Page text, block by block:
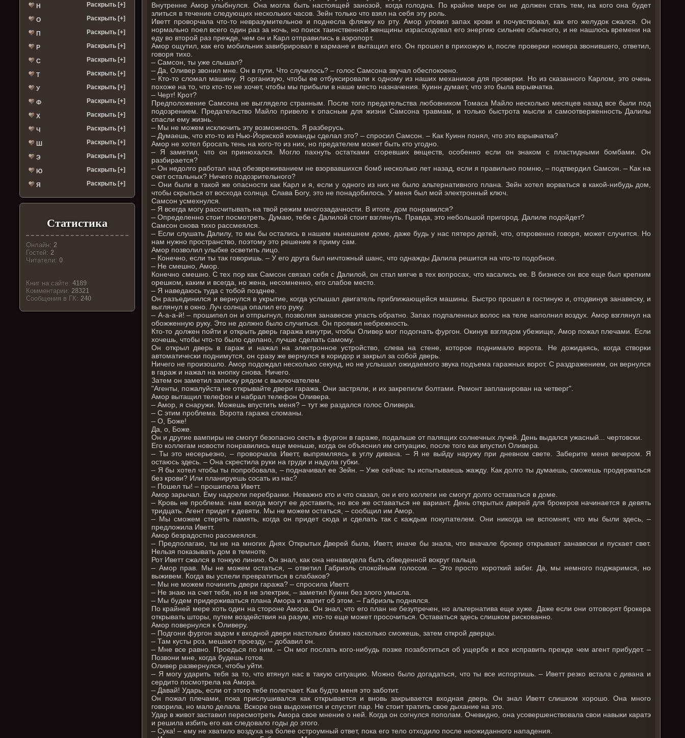
Н Раскрыть [+]
О Раскрыть [+]
П Раскрыть [+]
Р Раскрыть [+]
С Раскрыть [+]
Т Раскрыть [+]
У Раскрыть [+]
Ф Раскрыть [+]
Х Раскрыть [+]
Ч Раскрыть [+]
Ш Раскрыть [+]
Э Раскрыть [+]
Ю Раскрыть [+]
Я Раскрыть [+]
Статистика
Онлайн:2
Гостей:2
Читатели:0
Книг на сайте:4189
Комментарии:28321
Cообщения в ГК:240
Внутренне Амор улыбнулся. Она могла быть настоящей занозой, когда голодна. По крайне мере он не должен стать тем, на кого она будет
злиться в течение следующих нескольких часов. Зейн только что взял на себя эту роль.
Иветт проворчала что-то невразумительное и поднесла фляжку ко рту. Амор уловил запах крови и почувствовал, как его желудок сжался. Он
нормально поел всего один раз за ночь, но поиск таинственной женщины израсходовал его энергию сильнее обычного, и не нашлось времени на
еду во второй раз прежде, чем он и Карл отправились в аэропорт.
Амор ощутил, как его мобильник завибрировал в кармане и вытащил его. Он прошел в прихожую и, после проверки номера звонившего, ответил,
говоря тихо.
– Самсон, ты уже слышал?
– Да, Оливер звонил мне. Он в пути. Что случилось? – голос Самсона звучал обеспокоено.
– Кто-то сломал машину. Я организую, чтобы ее отбуксировали к одному из наших механиков для проверки. Но из сказанного Карлом, это очень
похоже на то, что кто-то не хочет, чтобы мы прибыли в наше место назначения. Куинн думает, что это была взрывчатка.
– Черт! Крот?
Предположение Самсона не выглядело странным. После того предательства любовником Томаса Майло несколько месяцев назад все были под
подозрением. Предательство Майло привело к опасным для жизни Самсона травмам, и только быстрота мысли и самоотверженность Далилы
спасли ему жизнь.
– Мы не можем исключить эту возможность. Я разберусь.
– Думаешь, что кто-то из Нью-Йоркской команды сделал это? – спросил Самсон. – Как Куинн понял, что это взрывчатка?
Амор не хотел бросать тень на кого-то из них, но предателем может быть кто угодно.
– Я заметил, что он принюхался. Могло пахнуть остатками сгоревших веществ, особенно если он знаком с пластидными бомбами. Он
разбирается?
– Он недолго работал над обезвреживанием не взорвавшихся бомб несколько лет назад, если я правильно помню, – подтвердил Самсон. – Как на
счет остальных? Ничего подозрительного?
– Они были в такой же опасности как Карл и я, если у одного из них не было альтернативного плана. Зейн хотел ворваться в какой-нибудь дом,
чтобы скрыться от восхода солнца. Слава Богу, это не понадобилось. У меня был мой электронный ключ.
Самсон усмехнулся.
– Я всегда могу рассчитывать на твой режим многозадачности. В итоге, дом понравился?
– Определенно стоит посмотреть. Думаю, тебе с Далилой стоит взглянуть. Правда, это небольшой пригород. Далиле подойдет?
Самсон снова тихо рассмеялся.
– Если слушать Далилу, то мы бы остались в нашем нынешнем доме, даже будь у нас пятеро детей, что, откровенно говоря, может случится. Но
нам нужно пространство, поэтому это решение я приму сам.
Амор позволил улыбке осветить лицо.
– Конечно, если ты так говоришь. – У его друга был ничтожный шанс, что однажды Далила решится на что-то подобное.
– Не смешно, Амор.
Конечно смешно. С тех пор как Самсон связал себя с Далилой, он стал мягче в тех вопросах, что касались ее. В бизнесе он все еще был крепким
орешком, каким и всегда, но жена, несомненно, его слабое место.
– Я наведаюсь туда с тобой позднее.
Он разъединился и вернулся в укрытие, когда услышал двигатель приближающейся машины. Быстро прошел в гостиную и, отодвинув занавеску, и
выглянул в окно. Луч солнца опалил его руку.
– А-а-а-й! – прошипел он и отпрыгнул, позволяя занавеске упасть обратно. Запах подпаленных волос на теле наполнил воздух. Амор взглянул на
обожженную руку. Это не должно было случиться. Он проявил небрежность.
Кто-то должен пойти и открыть дверь гаража изнутри, чтобы Оливер мог подогнать фургон. Окинув взглядом убежище, Амор пожал плечами. Если
хочешь, чтобы что-то было сделано, лучше сделать самому.
Он открыл дверь в гараж и нажал на электронное устройство, слева на стене, которое поднимало ворота. Не дожидаясь, когда створки
автоматически поднимутся, он сразу же вернулся в коридор и закрыл за собой дверь.
Ничего не произошло. Амор подождал несколько секунд, но не услышал ожидаемого звука подъема гаражных ворот. С раздражением, он вернулся
в гараж и нажал на кнопку снова. Ничего.
Затем он заметил записку рядом с выключателем.
"Агенты, пожалуйста не открывайте двери гаража. Они застряли, и их закрепили болтами. Ремонт запланирован на четверг".
Амор вытащил телефон и набрал телефон Оливера.
– Амор, я снаружи. Можешь впустить меня? – тут же раздался голос Оливера.
– С этим проблема. Ворота гаража сломаны.
– О, Боже!
Да, о, Боже.
Он и другие вампиры не смогут безопасно сесть в фургон в гараже, подальше от палящих солнечных лучей. День выдался ужасный... чертовски.
Его коллегам новости понравились еще меньше, когда он объяснил им ситуацию, после того как впустил Оливера.
– Ты это несерьезно, – проворчала Иветт, выпрямляясь в углу дивана. – Я не выйду наружу при дневном свете. Заберите меня вечером. Я
остаюсь здесь. – Она скрестила руки на груди и надула губки.
– Я бы хотел чтобы ты попробовала, – подначивал ее Зейн. – Уже сейчас ты испытываешь жажду. Как долго ты думаешь, сможешь продержаться
без крови? Или планируешь сосать из нас?
– Пошел ты! – прошипела Иветт.
Амор зарычал. Ему надоели перебранки. Неважно кто и что сказал, он и его коллеги не смогут долго оставаться в доме.
– Кровь не проблема: нам всегда могут ее доставить, но все же оставаться не вариант. День открытых дверей для брокеров начинается в девять
тридцать. Агент придет к девяти. Мы не можем остаться, – сообщил им Амор.
– Мы сможем стереть память, когда он придет сюда и сделать так с каждым покупателем. Они никогда не вспомнят, что мы были здесь, –
предложила Иветт.
Амор безрадостно рассмеялся.
– Предполагаю, ты не на многих Днях Открытых Дверей была, Иветт, иначе бы знала, что вначале брокер открывает занавески и пускает свет.
Нельзя показывать дом в темноте.
Рот Иветт сжался в тонкую линию. Он знал, как она ненавидела быть обведенной вокруг пальца.
– Амор прав. Мы не можем остаться, – ответил Габриэль спокойным голосом. – Это просто короткий забег. Да, мы немного поджаримся, но
выживем. Когда вы успели превратиться в слабаков?
– Мы не можем починить двери гаража? – спросила Иветт.
– Не знаю на счет тебя, но я не электрик, – заметил Куинн без злого умысла.
– Мы будем придерживаться плана Амора и хватит об этом. – Габриэль поднялся.
По крайней мере хоть один на стороне Амора. Он знал, что его план не безупречен, но альтернатива еще хуже. Даже если они отговорят брокера
открывать шторы, путем воздействия на разум, кто-то еще может просочиться. Оставаться здесь слишком рискованно.
Амор повернулся к Оливеру.
– Подгони фургон задом к входной двери настолько близко насколько сможешь, затем открой дверцы.
– Там кусты роз, мешают проезду, – добавил он.
– Мне все равно. Проедься по ним. – Он мог послать кого-нибудь позже позаботиться об ущербе и все исправить прежде чем агент прибудет. –
Позвони мне, когда будешь готов.
Оливер развернулся, чтобы уйти.
– Я могу ударить тебя за то, что втянул нас в такую ситуацию. Можно было догадаться, что ты все испортишь. – Иветт резко встала с дивана и
сердито посмотрела на Амора.
– Давай! Ударь, если от этого тебе полегчает. Как будто меня это заботит.
Он пожал плечами, пока прислушивался как открывается и вновь закрывается входная дверь. Он знал Иветт слишком хорошо. Она много
говорила, но мало делала. Вскоре она выдохнется и спустит пар. Не стоит тратить свое дыхание на это.
Удар в живот заставил пересмотреть Амора свое мнение о ней. Когда он согнулся пополам. Очевидно, она усовершенствовала свои навыки каратэ
и решила избить его как следовало годы до этого.
– Сука! – ему не хватило воздуха на более остроумный ответ, пока его тело отходило после неожиданного нападения.